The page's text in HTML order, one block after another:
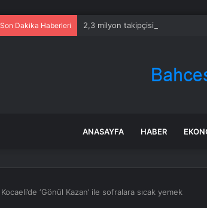
Son Dakika Haberleri 2,3 milyon takipçisi olan fitness
ANASAYFA HABER
Kocaeli’de ‘Gönül Kazan’ ile sofralara sıcak yemek